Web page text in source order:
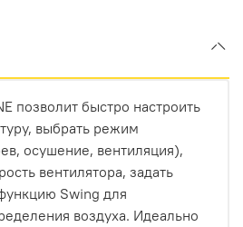
позволит быстро настроить
выбрать режим
осушение, вентиляция),
вентилятора, задать
Swing для
воздуха. Идеально